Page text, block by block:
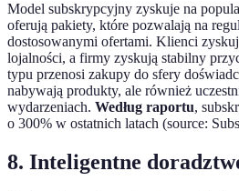
Model subskrypcyjny zyskuje na
oferują pakiety, które pozwalają na
dostosowanymi ofertami. Klienci
lojalności, a firmy zyskują stabilny
typu przenosi zakupy do sfery
nabywają produkty, ale również
wydarzeniach. Według raportu,
o 300% w ostatnich latach (source:
8. Inteligentne